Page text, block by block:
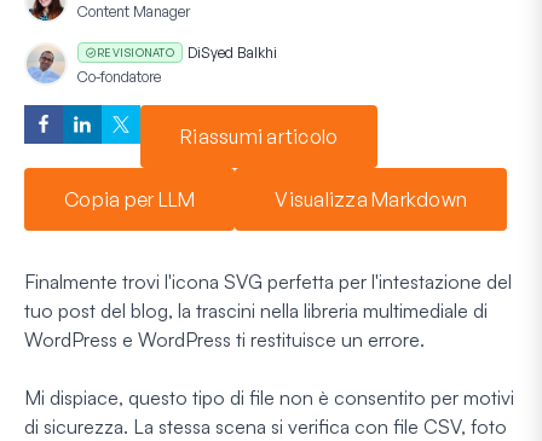
Content Manager
REVISIONATO DiSyed Balkhi
Co-fondatore
Riassumi articolo
Copia per LLM Visualizza Markdown
Finalmente trovi l'icona SVG perfetta per l'intestazione del
tuo post del blog, la trascini nella libreria multimediale di
WordPress e WordPress ti restituisce un errore.
Mi dispiace, questo tipo di file non è consentito per motivi
di sicurezza. La stessa scena si verifica con file CSV, foto